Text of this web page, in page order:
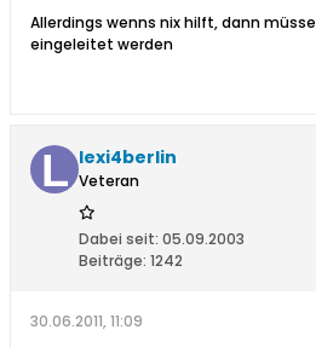
Allerdings wenns nix hilft, dann
eingeleitet werden
lexi4berlin
Veteran
Dabei seit: 05.09.2003
Beiträge: 1242
30.06.2011, 11:09